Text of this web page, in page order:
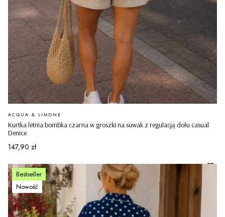
Kurtka letnia bombka czarna w groszki na suwak z regulacją dołu casual
Denice
PRODUCENT
ACQUA & LIMONE
Cena
147,90 zł
Bestseller
Nowość